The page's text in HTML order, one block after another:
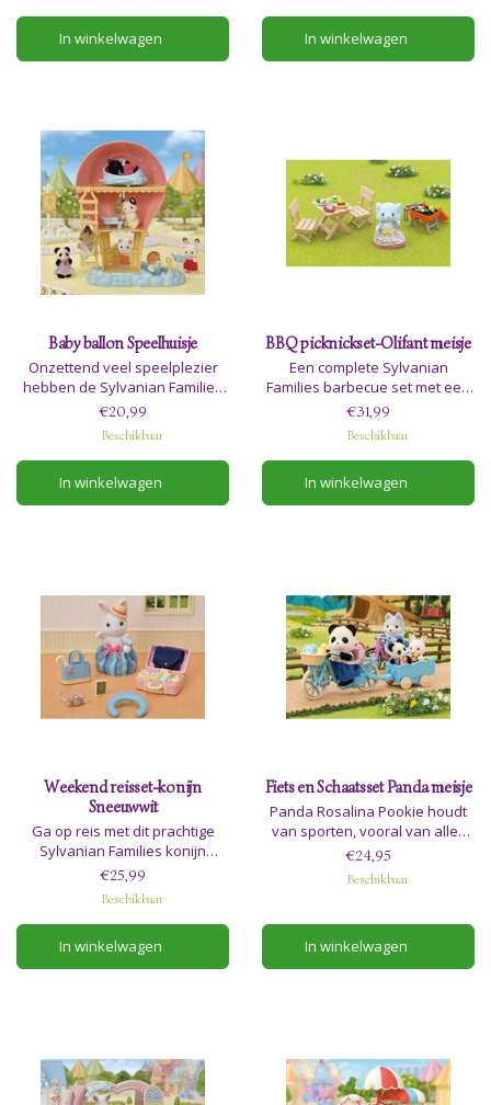
In winkelwagen In winkelwagen
Baby ballon Speelhuisje
Onzettend veel speelplezier
hebben de Sylvanian Families
baby's met deze luchtballon
speelset. De set is inclusief
baby Tuxedo kat en een
speelhuisje met accessoires.
Adviesleeftijd 3+
€20,99
Beschikbaar
In winkelwagen
BBQ picknickset-Olifant meisje
Een complete Sylvanian
Families barbecue set met een
tafel, twee stoelen, barbecue,
servies, attributen en een lief
olifanten meisje. Adviesleeftijd
3+
€31,99
Beschikbaar
In winkelwagen
Weekend reisset-konijn
Sneeuwwit
Ga op reis met dit prachtige
Sylvanian Families konijn
Sneeuwwit. De set bestaat uit
een koffer met inhoud, een
paraplu, nekkussen, hoed,
fototoestel en nog meer
belangrijke accessoires tijdens
de reis. Adviesleeftijd 3+
€25,99
Beschikbaar
In winkelwagen
Fiets en Schaatsset Panda meisje
Panda Rosalina Pookie houdt
van sporten, vooral van alles
op wielen. Fietsen en skaten
zijn twee van haar absolute
favoriete hobby's, en je zult
op haar fiets of rolschaatsen.
€24,95
Beschikbaar
In winkelwagen